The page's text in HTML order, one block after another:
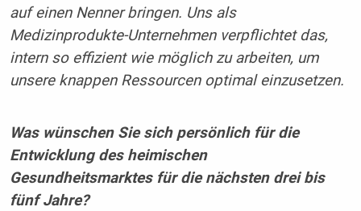
auf einen Nenner bringen. Uns als
Medizinprodukte-Unternehmen verpflichtet das,
intern so effizient wie möglich zu arbeiten, um
unsere knappen Ressourcen optimal einzusetzen.
Was wünschen Sie sich persönlich für die
Entwicklung des heimischen
Gesundheitsmarktes für die nächsten drei bis
fünf Jahre?